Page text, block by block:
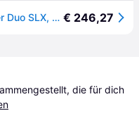
hauck Geschwisterwagen Roadster Duo SLX, Zwillingsbuggy ab Geburt bis 15 kg (ca. 3 Jahren) mit Liegefunktion, XL Korb, Einfach und Klein Zusammenklappbar, Große Räder (Grey/Silver) € 246,27
die für dich